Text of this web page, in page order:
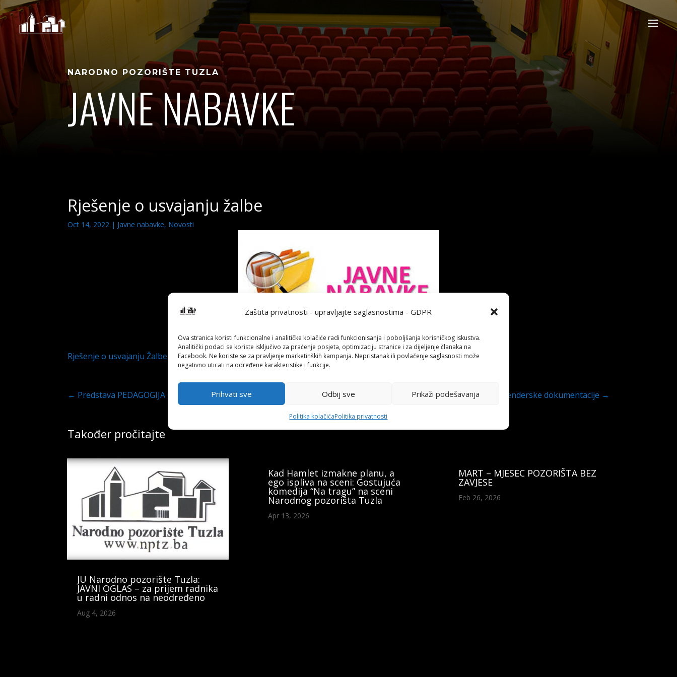
Zaštita privatnosti - upravljajte saglasnostima - GDPR
Ova stranica koristi funkcionalne i analitičke kolačiće radi funkcionisanja i poboljšanja korisničkog iskustva.
Analitički podaci se koriste isključivo za praćenje posjeta, optimizaciju stranice i za dijeljenje članaka na
Facebook. Ne koriste se za pravljenje marketinških kampanja. Nepristanak ili povlačenje saglasnosti može
negativno uticati na određene karakteristike i funkcije.
Prihvati sve Odbij sve Prikaži podešavanja
Politika kolačićaPolitika privatnosti
NARODNO POZORIŠTE TUZLA
JAVNE NABAVKE
Rješenje o usvajanju žalbe
Oct 14, 2022 | Javne nabavke, Novosti
Rješenje o usvajanju Žalbe na tendersku dokumentaciju
← Predstava PEDAGOGIJA OTPORA BRANKA ĆOPIĆA na sceni Narodnog pozorišta Tuzla Odluka o izmjenama Tenderske dokumentacije →
Također pročitajte
JU Narodno pozorište Tuzla:
JAVNI OGLAS – za prijem radnika
u radni odnos na neodređeno
Aug 4, 2026
Kad Hamlet izmakne planu, a
ego ispliva na sceni: Gostujuća
komedija “Na tragu” na sceni
Narodnog pozorišta Tuzla
Apr 13, 2026
MART – MJESEC POZORIŠTA BEZ
ZAVJESE
Feb 26, 2026